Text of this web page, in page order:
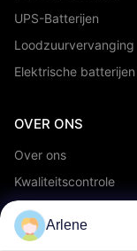
UPS-Batterijen
Loodzuurvervanging
Elektrische
OVER ONS
Over ons
Kwaliteitscontrole
OEM/ODM-service
Evenementen en
Arlene